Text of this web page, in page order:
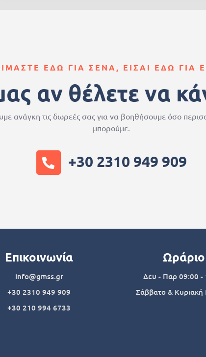
ΕΔΩ ΓΙΑ ΣΕΝΑ, ΕΙΣΑΙ ΕΔΩ ΓΙΑ
αν θέλετε να
ανάγκη τις δωρεές σας για να βοηθήσουμε όσο
μπορούμε.
+30 2310 949 909
Επικοινωνία
info@gmss.gr
+30 2310 949 909
+30 210 994 6733
Ωράριο
Δευ - Παρ 09:00 -
Σάββατο & Κυριακή